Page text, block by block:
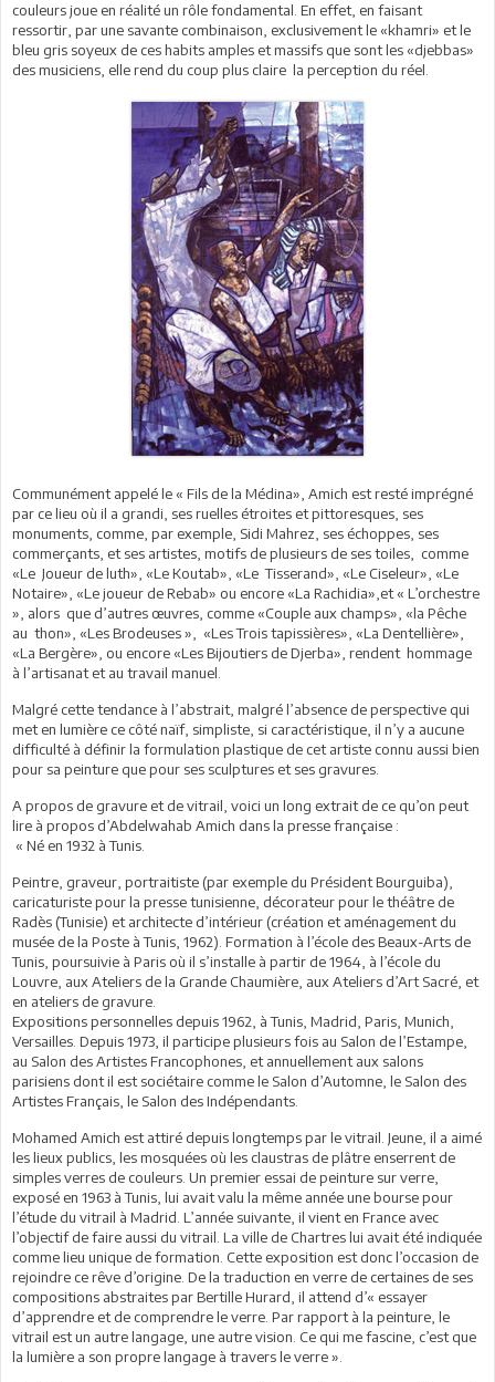
couleurs joue en réalité un rôle fondamental. En effet, en faisant
ressortir, par une savante combinaison, exclusivement le «khamri» et le
bleu gris soyeux de ces habits amples et massifs que sont les «djebbas»
des musiciens, elle rend du coup plus claire la perception du réel.
Communément appelé le « Fils de la Médina», Amich est resté imprégné
par ce lieu où il a grandi, ses ruelles étroites et pittoresques, ses
monuments, comme, par exemple, Sidi Mahrez, ses échoppes, ses
commerçants, et ses artistes, motifs de plusieurs de ses toiles, comme
«Le Joueur de luth», «Le Koutab», «Le Tisserand», «Le Ciseleur», «Le
Notaire», «Le joueur de Rebab» ou encore «La Rachidia»,et « L’orchestre
», alors que d’autres œuvres, comme «Couple aux champs», «la Pêche
au thon», «Les Brodeuses », «Les Trois tapissières», «La Dentellière»,
«La Bergère», ou encore «Les Bijoutiers de Djerba», rendent hommage
à l’artisanat et au travail manuel.
Malgré cette tendance à l’abstrait, malgré l’absence de perspective qui
met en lumière ce côté naïf, simpliste, si caractéristique, il n’y a aucune
difficulté à définir la formulation plastique de cet artiste connu aussi bien
pour sa peinture que pour ses sculptures et ses gravures.
A propos de gravure et de vitrail, voici un long extrait de ce qu’on peut
lire à propos d’Abdelwahab Amich dans la presse française :
« Né en 1932 à Tunis.
Peintre, graveur, portraitiste (par exemple du Président Bourguiba),
caricaturiste pour la presse tunisienne, décorateur pour le théâtre de
Radès (Tunisie) et architecte d’intérieur (création et aménagement du
musée de la Poste à Tunis, 1962). Formation à l’école des Beaux-Arts de
Tunis, poursuivie à Paris où il s’installe à partir de 1964, à l’école du
Louvre, aux Ateliers de la Grande Chaumière, aux Ateliers d’Art Sacré, et
en ateliers de gravure.
Expositions personnelles depuis 1962, à Tunis, Madrid, Paris, Munich,
Versailles. Depuis 1973, il participe plusieurs fois au Salon de l’Estampe,
au Salon des Artistes Francophones, et annuellement aux salons
parisiens dont il est sociétaire comme le Salon d’Automne, le Salon des
Artistes Français, le Salon des Indépendants.
Mohamed Amich est attiré depuis longtemps par le vitrail. Jeune, il a aimé
les lieux publics, les mosquées où les claustras de plâtre enserrent de
simples verres de couleurs. Un premier essai de peinture sur verre,
exposé en 1963 à Tunis, lui avait valu la même année une bourse pour
l’étude du vitrail à Madrid. L’année suivante, il vient en France avec
l’objectif de faire aussi du vitrail. La ville de Chartres lui avait été indiquée
comme lieu unique de formation. Cette exposition est donc l’occasion de
rejoindre ce rêve d’origine. De la traduction en verre de certaines de ses
compositions abstraites par Bertille Hurard, il attend d’« essayer
d’apprendre et de comprendre le verre. Par rapport à la peinture, le
vitrail est un autre langage, une autre vision. Ce qui me fascine, c’est que
la lumière a son propre langage à travers le verre ».